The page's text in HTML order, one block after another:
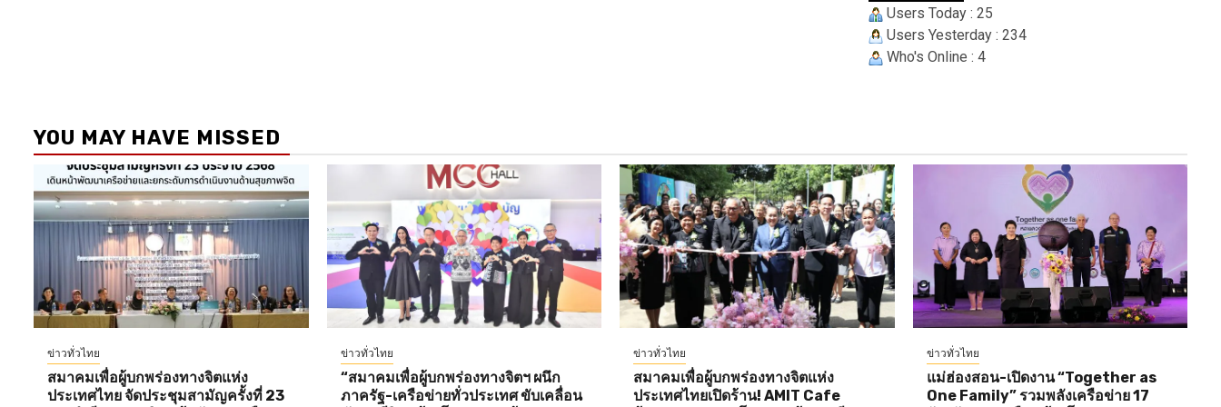
Users Today : 25
Users Yesterday : 234
Who's Online : 4
YOU MAY HAVE MISSED
ข่าวทั่วไทย
สมาคมเพื่อผู้บกพร่องทางจิตแห่ง
ประเทศไทย จัดประชุมสามัญครั้งที่ 23
ข่าวทั่วไทย
“สมาคมเพื่อผู้บกพร่องทางจิตฯ ผนึก
ภาครัฐ-เครือข่ายทั่วประเทศ ขับเคลื่อน
ข่าวทั่วไทย
สมาคมเพื่อผู้บกพร่องทางจิตแห่ง
ประเทศไทยเปิดร้าน! AMIT Cafe
ข่าวทั่วไทย
แม่ฮ่องสอน-เปิดงาน “Together as
One Family” รวมพลังเครือข่าย 17